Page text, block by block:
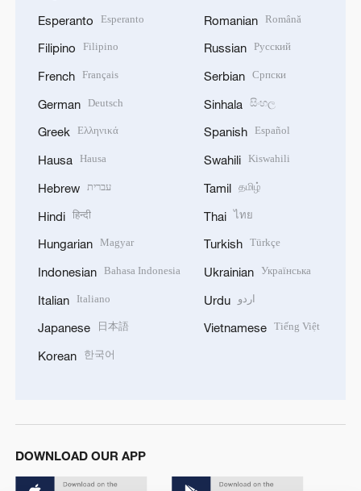
Esperanto Esperanto
Filipino Filipino
French Français
German Deutsch
Greek Ελληνικά
Hausa Hausa
Hebrew עברית
Hindi हिन्दी
Hungarian Magyar
Indonesian Bahasa Indonesia
Italian Italiano
Japanese 日本語
Korean 한국어
Romanian Română
Russian Русский
Serbian Српски
Sinhala සිංහල
Spanish Español
Swahili Kiswahili
Tamil தமிழ்
Thai ไทย
Turkish Türkçe
Ukrainian Українська
Urdu اردو
Vietnamese Tiếng Việt
DOWNLOAD OUR APP